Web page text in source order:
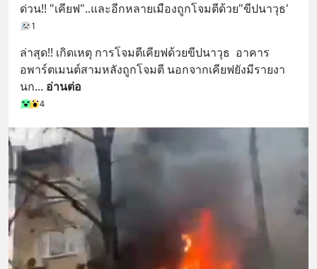
ด่วน!! "เคียฟ"..และอีกหลายเมืองถูกโจมตีด้วย"ขีปนาวุธ'
1
ล่าสุด!! เกิดเหตุ การโจมตีเคียฟด้วยขีปนาวุธ  อาคาร
อพาร์ตเมนต์สามหลังถูกโจมตี นอกจากเคียฟยังมีรายงา
นก... อ่านต่อ
4